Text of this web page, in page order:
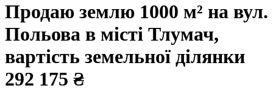
Продаю землю 1000 м² на вул.
Польова в місті Тлумач,
вартість земельної ділянки
292 175 ₴